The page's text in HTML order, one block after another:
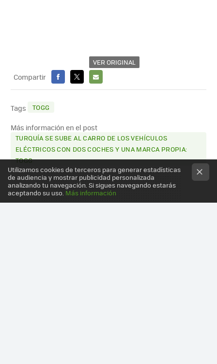
VER ORIGINAL
Compartir
FACEBOOK
X
E-
Tags TOGG
Más información en el post
TURQUÍA SE SUBE AL CARRO DE LOS VEHÍCULOS
ELÉCTRICOS CON DOS COCHES Y UNA MARCA PROPIA:
TOGG
Utilizamos cookies de terceros para generar estadísticas
de audiencia y mostrar publicidad personalizada
analizando tu navegación. Si sigues navegando estarás
aceptando su uso. Más información